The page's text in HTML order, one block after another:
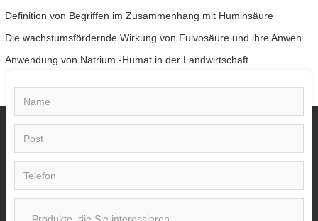
Definition von Begriffen im Zusammenhang mit Huminsäure
Anwendung von Natrium -Humat in der Landwirtschaft